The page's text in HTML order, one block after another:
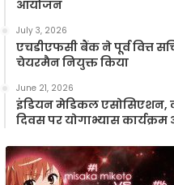
आयोजन
July 3, 2026
एचडीएफसी बैंक ने पूर्व वित्त
चेयरमैन नियुक्त किया
June 21, 2026
इंडियन मेडिकल एसोसिएशन,
दिवस पर योगाभ्यास